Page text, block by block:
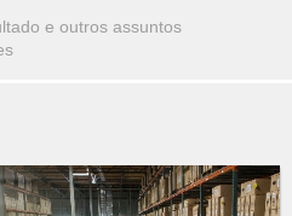
e outros assuntos